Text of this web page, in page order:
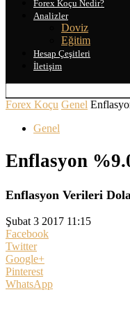
Forex Koçu Nedir?
Analizler
Doviz
Eğitim
Hesap Çeşitleri
İletişim
Forex Koçu Genel
Genel
Enflasyon
Enflasyon Verileri
Şubat 3 2017 11:15
Facebook
Twitter
Google+
Pinterest
WhatsApp